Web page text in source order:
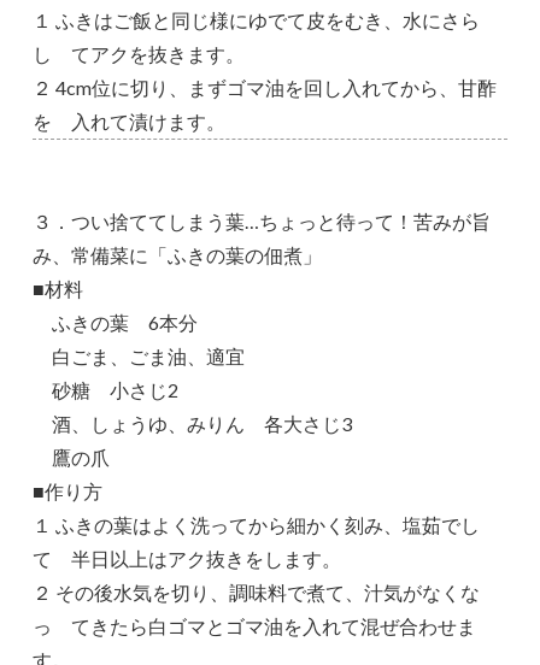
１ ふきはご飯と同じ様にゆでて皮をむき、水にさら
し てアクを抜きます。
２ 4cm位に切り、まずゴマ油を回し入れてから、甘酢
を 入れて漬けます。
３．つい捨ててしまう葉…ちょっと待って！苦みが旨
み、常備菜に「ふきの葉の佃煮」
■材料
ふきの葉 6本分
白ごま、ごま油、適宜
砂糖 小さじ2
酒、しょうゆ、みりん 各大さじ3
鷹の爪
■作り方
１ ふきの葉はよく洗ってから細かく刻み、塩茹でし
て 半日以上はアク抜きをします。
２ その後水気を切り、調味料で煮て、汁気がなくな
っ てきたら白ゴマとゴマ油を入れて混ぜ合わせま
す。